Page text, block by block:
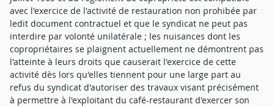
avec l'exercice de l'activité de restauration non prohibée par
ledit document contractuel et que le syndicat ne peut pas
interdire par volonté unilatérale ; les nuisances dont les
copropriétaires se plaignent actuellement ne démontrent pas
l'atteinte à leurs droits que causerait l'exercice de cette
activité dès lors qu'elles tiennent pour une large part au
refus du syndicat d'autoriser des travaux visant précisément
à permettre à l'exploitant du café-restaurant d'exercer son